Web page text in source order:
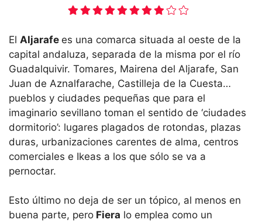
El Aljarafe es una comarca situada al oeste de la
capital andaluza, separada de la misma por el río
Guadalquivir. Tomares, Mairena del Aljarafe, San
Juan de Aznalfarache, Castilleja de la Cuesta…
pueblos y ciudades pequeñas que para el
imaginario sevillano toman el sentido de ‘ciudades
dormitorio’: lugares plagados de rotondas, plazas
duras, urbanizaciones carentes de alma, centros
comerciales e Ikeas a los que sólo se va a
pernoctar.
Esto último no deja de ser un tópico, al menos en
buena parte, pero Fiera lo emplea como un